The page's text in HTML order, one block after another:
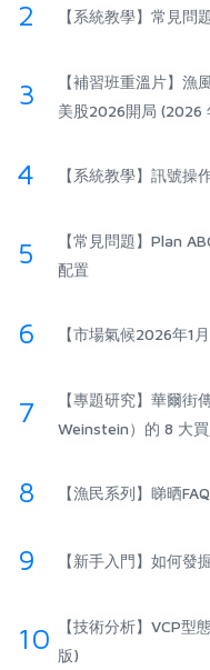
2 【系統教學】常見問
3
【補習班重溫片】漁
美股2026開局 (2026
4 【系統教學】訊號操
5
【常見問題】Plan
配置
6 【市場氣候2026年1
7
【專題研究】華爾街
Weinstein）的 8 大
8 【漁民系列】睇晒
9 【新手入門】如何發
10
【技術分析】VCP
版)